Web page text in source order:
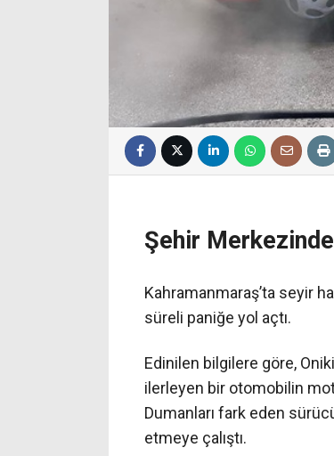
Şehir
Kahramanmaraş’ta seyir
süreli paniğe yol açtı.
Edinilen bilgilere göre,
ilerleyen bir otomobilin
Dumanları fark eden
etmeye çalıştı.